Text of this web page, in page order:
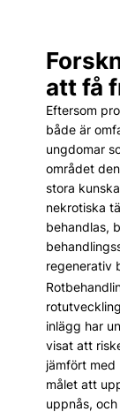
att få
Eftersom
både är
ungdomar
området
stora
nekrotiska
behandlas,
regenerativ
inlägg har
visat att
jämfört med
målet att
uppnås,